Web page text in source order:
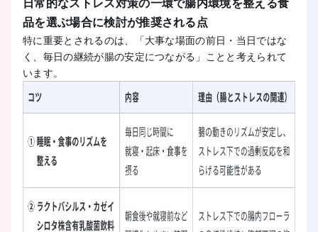
品を選ぶ場合に検討が推奨される点
特に重要とされるのは、「大事な場面の前日・当日ではな
く、毎日の継続が腸の安定につながる」ことと考えられて
います。